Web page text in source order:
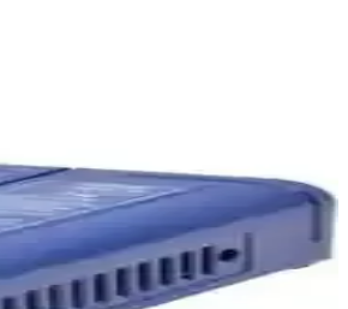
imkanı sunar.
taşımaya uygundur.